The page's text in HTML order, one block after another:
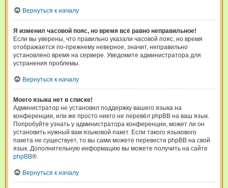
Вернуться к началу
Я изменил часовой пояс, но время всё равно неправильное!
Если вы уверены, что правильно указали часовой пояс, но время
отображается по-прежнему неверное, значит, неправильно
установлено время на сервере. Уведомите администратора для
устранения проблемы.
Вернуться к началу
Моего языка нет в списке!
Администратор не установил поддержку вашего языка на
конференции, или же просто никто не перевёл phpBB на ваш язык.
Попробуйте узнать у администратора конференции, может ли он
установить нужный вам языковой пакет. Если такого языкового
пакета не существует, то вы сами можете перевести phpBB на свой
язык. Дополнительную информацию вы можете получить на сайте
phpBB®.
Вернуться к началу